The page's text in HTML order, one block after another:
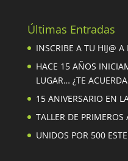
Últimas Entradas
INSCRIBE A TU HIJ@ A
HACE 15 AÑOS
LUGAR… ¿TE
15 ANIVERSARIO EN
TALLER DE PRIMEROS
UNIDOS POR 500